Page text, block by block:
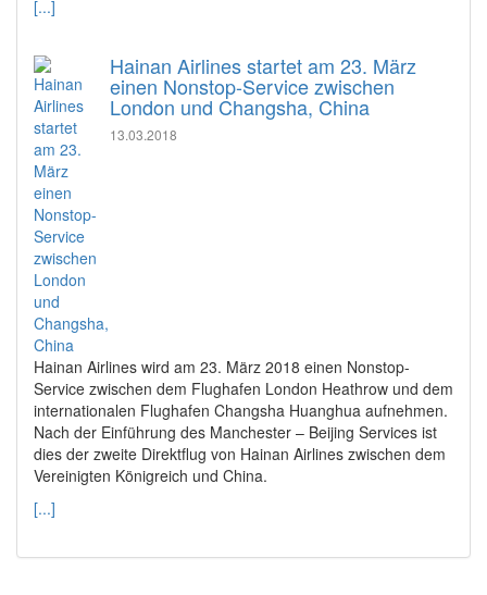
[...]
Hainan Airlines startet am 23. März
einen Nonstop-Service zwischen
London und Changsha, China
13.03.2018
Hainan Airlines wird am 23. März 2018 einen Nonstop-
Service zwischen dem Flughafen London Heathrow und dem
internationalen Flughafen Changsha Huanghua aufnehmen.
Nach der Einführung des Manchester – Beijing Services ist
dies der zweite Direktflug von Hainan Airlines zwischen dem
Vereinigten Königreich und China.
[...]